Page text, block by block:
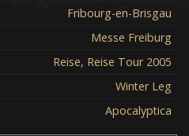
Fribourg-en-Brisgau
Messe Freiburg
Reise, Reise Tour 2005
Winter Leg
Apocalyptica